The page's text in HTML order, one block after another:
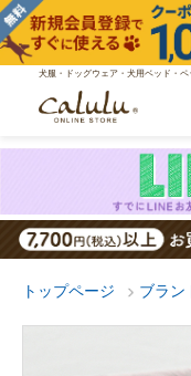
犬服・ドッグウェア・犬用ベッド・ペ
トップページ ブラン